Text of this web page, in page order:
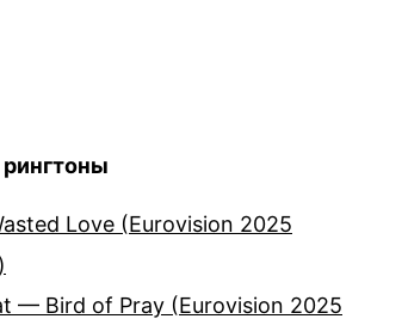
Love (Eurovision 2025
— Bird of Pray (Eurovision 2025